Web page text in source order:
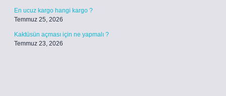
En ucuz kargo hangi kargo ?
Temmuz 25, 2026
Kaktüsün açması için ne yapmalı ?
Temmuz 23, 2026